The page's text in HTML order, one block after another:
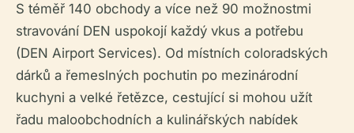
S téměř 140 obchody a více než 90 možnostmi
stravování DEN uspokojí každý vkus a potřebu
(DEN Airport Services). Od místních coloradských
dárků a řemeslných pochutin po mezinárodní
kuchyni a velké řetězce, cestující si mohou užít
řadu maloobchodních a kulinářských nabídek